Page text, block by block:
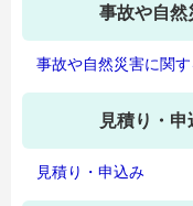
事故や自然
事故や自然災害に関す
見積り・申
見積り・申込み